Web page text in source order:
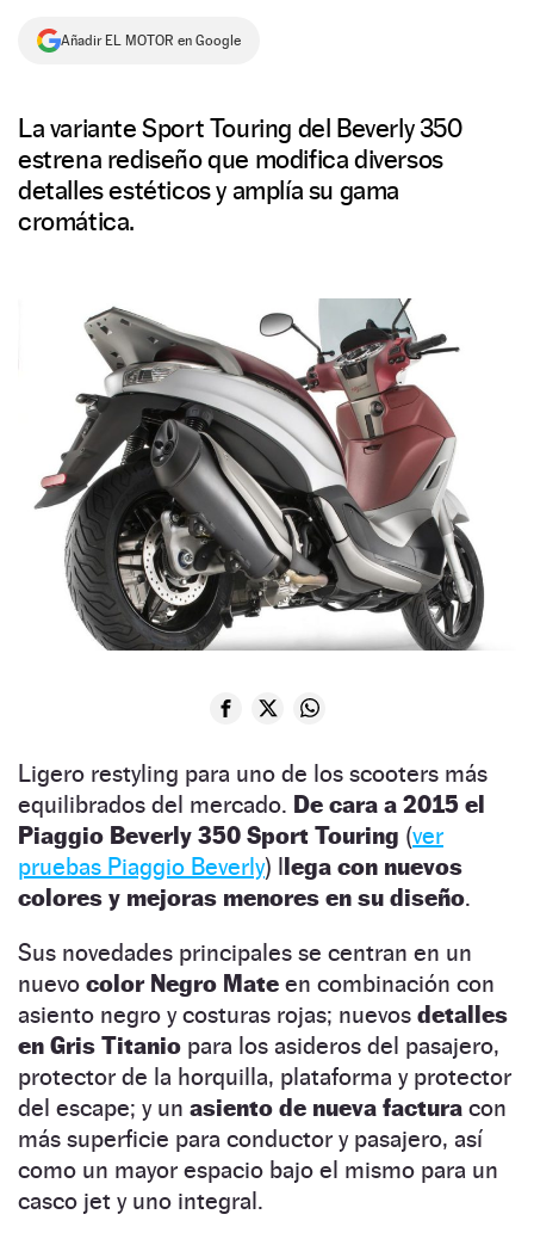
NEWSLETTER
Añadir EL MOTOR en Google
La variante Sport Touring del Beverly 350
estrena rediseño que modifica diversos
detalles estéticos y amplía su gama
cromática.
Ligero restyling para uno de los scooters más
equilibrados del mercado. De cara a 2015 el
Piaggio Beverly 350 Sport Touring (ver
pruebas Piaggio Beverly) llega con nuevos
colores y mejoras menores en su diseño.
Sus novedades principales se centran en un
nuevo color Negro Mate en combinación con
asiento negro y costuras rojas; nuevos detalles
en Gris Titanio para los asideros del pasajero,
protector de la horquilla, plataforma y protector
del escape; y un asiento de nueva factura con
más superficie para conductor y pasajero, así
como un mayor espacio bajo el mismo para un
casco jet y uno integral.